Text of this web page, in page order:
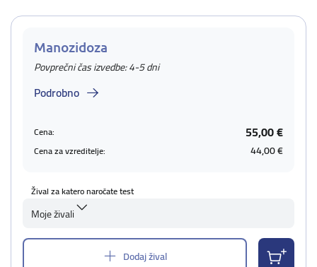
Manozidoza
Povprečni čas izvedbe: 4-5 dni
Podrobno
Cena: 55,00 €
Cena za vzreditelje: 44,00 €
Žival za katero naročate test
Moje živali
Dodaj žival